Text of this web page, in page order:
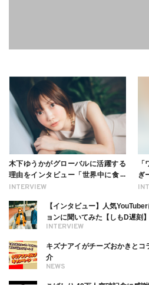
INTERVIEW
木下ゆうかがグローバルに活躍する
理由をインタビュー「世界中に食べ
る幸せを伝えたい」新事務所加入に
ぎ
理
INTERVIEW
【インタビュー】人気
ョンに聞いてみた【しもD遅刻】
NEWS
キズナアイがチーズおかきと
介